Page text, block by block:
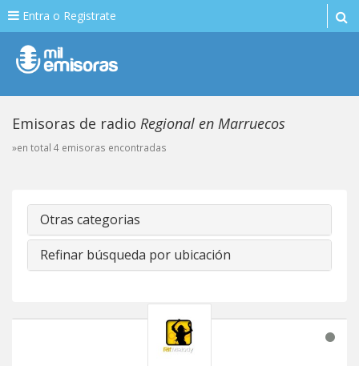
Entra o Registrate
Emisoras de radio Regional en Marruecos
»en total 4 emisoras encontradas
Otras categorias
Refinar búsqueda por ubicación